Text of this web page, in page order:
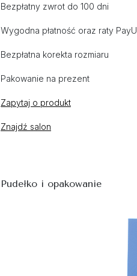
Bezpłatny zwrot do 100 dni
Wygodna płatność oraz raty PayU
Bezpłatna korekta rozmiaru
Pakowanie na prezent
Zapytaj o produkt
Znajdź salon
Pudełko i opakowanie